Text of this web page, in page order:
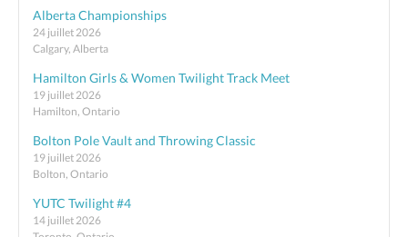
Alberta Championships
24 juillet 2026
Calgary, Alberta
Hamilton Girls & Women Twilight Track Meet
19 juillet 2026
Hamilton, Ontario
Bolton Pole Vault and Throwing Classic
19 juillet 2026
Bolton, Ontario
YUTC Twilight #4
14 juillet 2026